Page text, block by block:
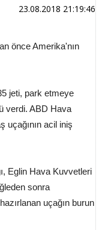
23.08.2018 21:19:46
önce Amerika'nın
jeti, park etmeye
verdi. ABD Hava
uçağının acil iniş
Eglin Hava Kuvvetleri
sonra
uçağın burun